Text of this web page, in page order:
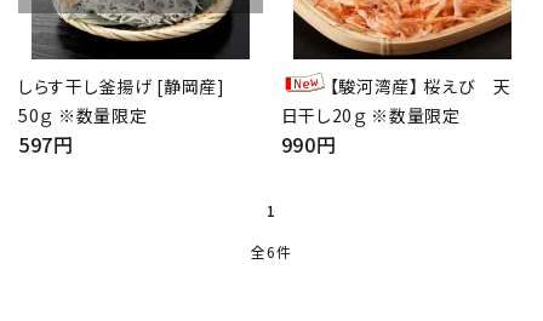
しらす干し釜揚げ [静岡産]
50ｇ ※数量限定
597円
【駿河湾産】 桜えび 天
日干し20ｇ ※数量限定
990円
1
全6件